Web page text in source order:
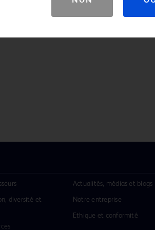
ne pas être disponibles dans
diversité et
Actualités, médias et blogs
Notre entreprise
Ethique et conformité